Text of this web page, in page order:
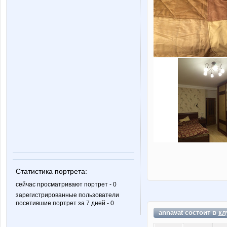
Статистика портрета:
сейчас просматривают портрет - 0
зарегистрированные пользователи
посетившие портрет за 7 дней - 0
annavat состоит в